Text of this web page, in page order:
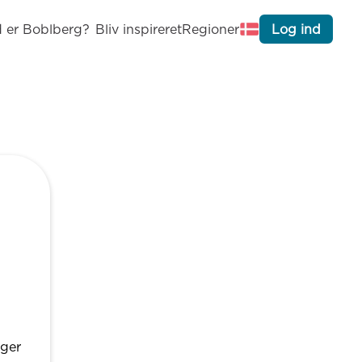
er Boblberg? Bliv inspireretRegioner Log ind